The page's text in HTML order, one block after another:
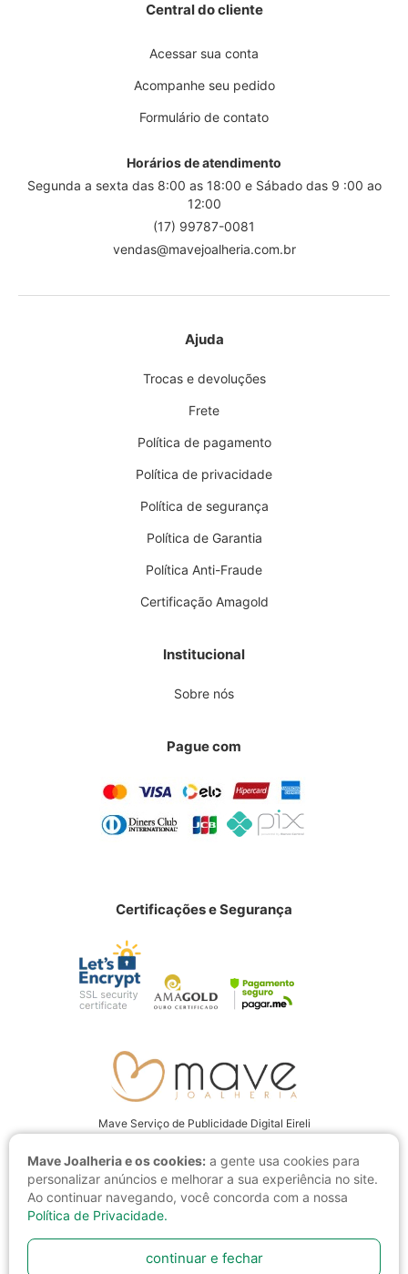
Mave Joalheria e os cookies: a gente usa cookies para
personalizar anúncios e melhorar a sua experiência no site.
Ao continuar navegando, você concorda com a nossa
Política de Privacidade.
continuar e fechar
Central do cliente
Acessar sua conta
Acompanhe seu pedido
Formulário de contato
Horários de atendimento
Segunda a sexta das 8:00 as 18:00 e Sábado das 9 :00 ao
12:00
(17) 99787-0081
vendas@mavejoalheria.com.br
Ajuda
Trocas e devoluções
Frete
Política de pagamento
Política de privacidade
Política de segurança
Política de Garantia
Política Anti-Fraude
Certificação Amagold
Institucional
Sobre nós
Pague com
Certificações e Segurança
Mave Serviço de Publicidade Digital Eireli
Av. Juscelino Kubitschek, 4001 CEP: 15093-280, São José do Rio Preto
- SP